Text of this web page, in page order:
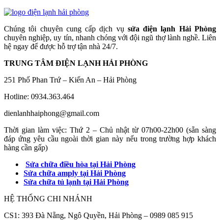
Chúng tôi chuyên cung cấp dịch vụ sửa điện lạnh Hải Phòng
chuyên nghiệp, uy tín, nhanh chóng với đội ngũ thợ lành nghề. Liên
hệ ngay để được hỗ trợ tận nhà 24/7.
TRUNG TÂM ĐIỆN LẠNH HẢI PHÒNG
251 Phố Phan Trứ – Kiến An – Hải Phòng
Hotline: 0934.363.464
dienlanhhaiphong@gmail.com
Thời gian làm việc: Thứ 2 – Chủ nhật từ 07h00-22h00 (sẵn sàng
đáp ứng yêu cầu ngoài thời gian này nếu trong trường hợp khách
hàng cần gấp)
Sửa chữa điều hòa tại Hải Phòng
Sửa chữa amply tại Hải Phòng
Sửa chữa tủ lạnh tại Hải Phòng
HỆ THỐNG CHI NHÁNH
CS1: 393 Đà Nẵng, Ngô Quyền, Hải Phòng – 0989 085 915